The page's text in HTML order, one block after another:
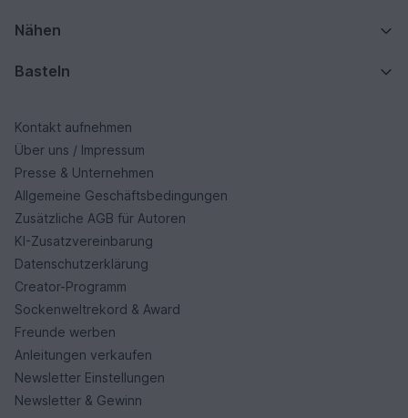
Nähen
Basteln
Kontakt aufnehmen
Über uns / Impressum
Presse & Unternehmen
Allgemeine Geschäftsbedingungen
Zusätzliche AGB für Autoren
KI-Zusatzvereinbarung
Datenschutzerklärung
Creator-Programm
Sockenweltrekord & Award
Freunde werben
Anleitungen verkaufen
Newsletter Einstellungen
Newsletter & Gewinn